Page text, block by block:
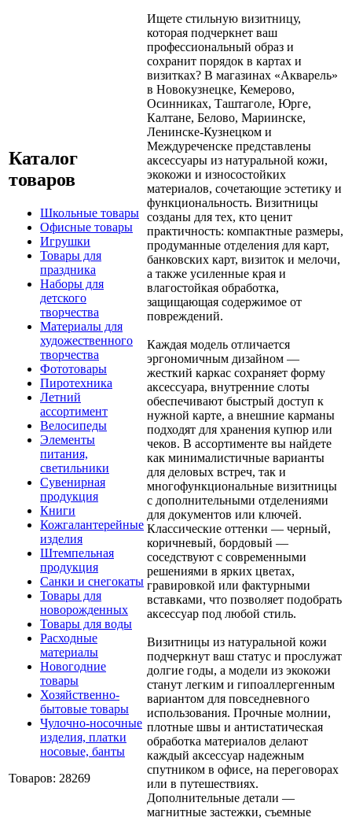
Каталог
товаров
Школьные товары
Офисные товары
Игрушки
Товары для
праздника
Наборы для
детского
творчества
Материалы для
художественного
творчества
Фототовары
Пиротехника
Летний
ассортимент
Велосипеды
Элементы
питания,
светильники
Сувенирная
продукция
Книги
Кожгалантерейные
изделия
Штемпельная
продукция
Санки и снегокаты
Товары для
новорожденных
Товары для воды
Расходные
материалы
Новогодние
товары
Хозяйственно-
бытовые товары
Чулочно-носочные
изделия, платки
носовые, банты
Товаров: 28269
Ищете стильную визитницу,
которая подчеркнет ваш
профессиональный образ и
сохранит порядок в картах и
визитках? В магазинах «Акварель»
в Новокузнецке, Кемерово,
Осинниках, Таштаголе, Юрге,
Калтане, Белово, Мариинске,
Ленинске-Кузнецком и
Междуреченске представлены
аксессуары из натуральной кожи,
экокожи и износостойких
материалов, сочетающие эстетику и
функциональность. Визитницы
созданы для тех, кто ценит
практичность: компактные размеры,
продуманные отделения для карт,
банковских карт, визиток и мелочи,
а также усиленные края и
влагостойкая обработка,
защищающая содержимое от
повреждений.
Каждая модель отличается
эргономичным дизайном —
жесткий каркас сохраняет форму
аксессуара, внутренние слоты
обеспечивают быстрый доступ к
нужной карте, а внешние карманы
подходят для хранения купюр или
чеков. В ассортименте вы найдете
как минималистичные варианты
для деловых встреч, так и
многофункциональные визитницы
с дополнительными отделениями
для документов или ключей.
Классические оттенки — черный,
коричневый, бордовый —
соседствуют с современными
решениями в ярких цветах,
гравировкой или фактурными
вставками, что позволяет подобрать
аксессуар под любой стиль.
Визитницы из натуральной кожи
подчеркнут ваш статус и прослужат
долгие годы, а модели из экокожи
станут легким и гипоаллергенным
вариантом для повседневного
использования. Прочные молнии,
плотные швы и антистатическая
обработка материалов делают
каждый аксессуар надежным
спутником в офисе, на переговорах
или в путешествиях.
Дополнительные детали —
магнитные застежки, съемные